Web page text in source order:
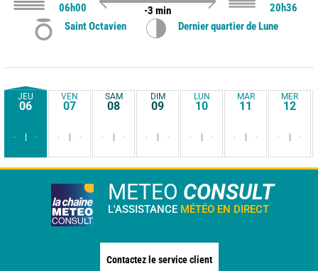
06h00
-3 min
20h36
Saint Octavien
Dernier quartier de Lune
JEU
06
- -
VEN
07
- -
SAM
08
- -
DIM
09
- -
LUN
10
- -
MAR
11
- -
MER
12
- -
METEO CONSULT
L'ASSISTANCE MÉTÉO EN DIRECT
Contactez le service client